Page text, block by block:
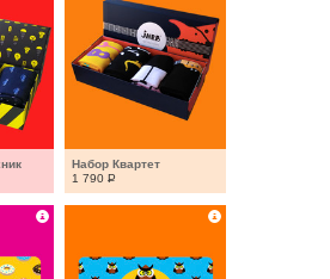
Набор Квартет
1 790 Р